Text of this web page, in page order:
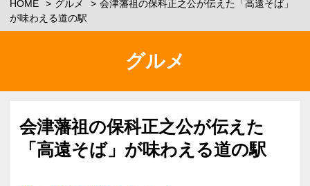
HOME グルメ
会津藩祖の保科正之公が伝えた「高遠そば」
が味わえる道の駅
グルメ
会津藩祖の保科正之公が伝えた
「高遠そば」が味わえる道の駅